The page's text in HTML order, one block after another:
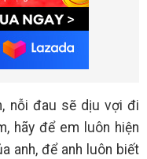
nỗi đau sẽ dịu vợi đi
hãy để em luôn hiện
anh, để anh luôn biết